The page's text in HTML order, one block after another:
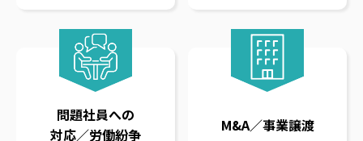
問題社員への
対応／労働紛争
M&A／事業譲渡